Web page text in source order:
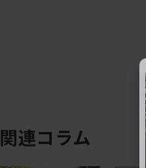
関連コラム